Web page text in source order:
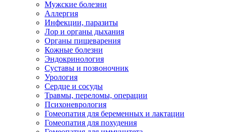
Мужские болезни
Аллергия
Инфекции, паразиты
Лор и органы дыхания
Органы пищеварения
Кожные болезни
Эндокринология
Суставы и позвоночник
Урология
Сердце и сосуды
Травмы, переломы, операции
Психоневрология
Гомеопатия для беременных и лактации
Гомеопатия для похудения